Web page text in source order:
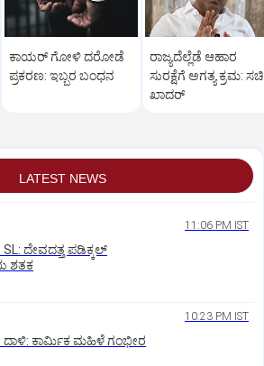
ಕಾಯರ್ ಗೋಳಿ ದರೋಡೆ
ಪ್ರಕರಣ: ಇಬ್ಬರ ಬಂಧನ
ರಾಜ್ಯದೆಲ್ಲೆಡೆ ಆಹಾರ
ಸುರಕ್ಷೆಗೆ ಅಗತ್ಯ ಕ್ರಮ:
ಖಾದರ್
LATEST NEWS
11:06 PM IST
SL: ದೇವದತ್ತ ಪಡಿಕ್ಕಲ್‌
ಶತಕ
10:23 PM IST
ದಾಳಿ: ಕಾರ್ಮಿಕ ಮಹಿಳೆ ಗಂಭೀರ